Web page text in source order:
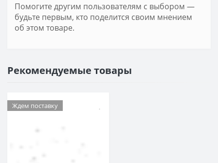
Помогите другим пользователям с выбором —
будьте первым, кто поделится своим мнением
об этом товаре.
Рекомендуемые товары
Ждем поставку